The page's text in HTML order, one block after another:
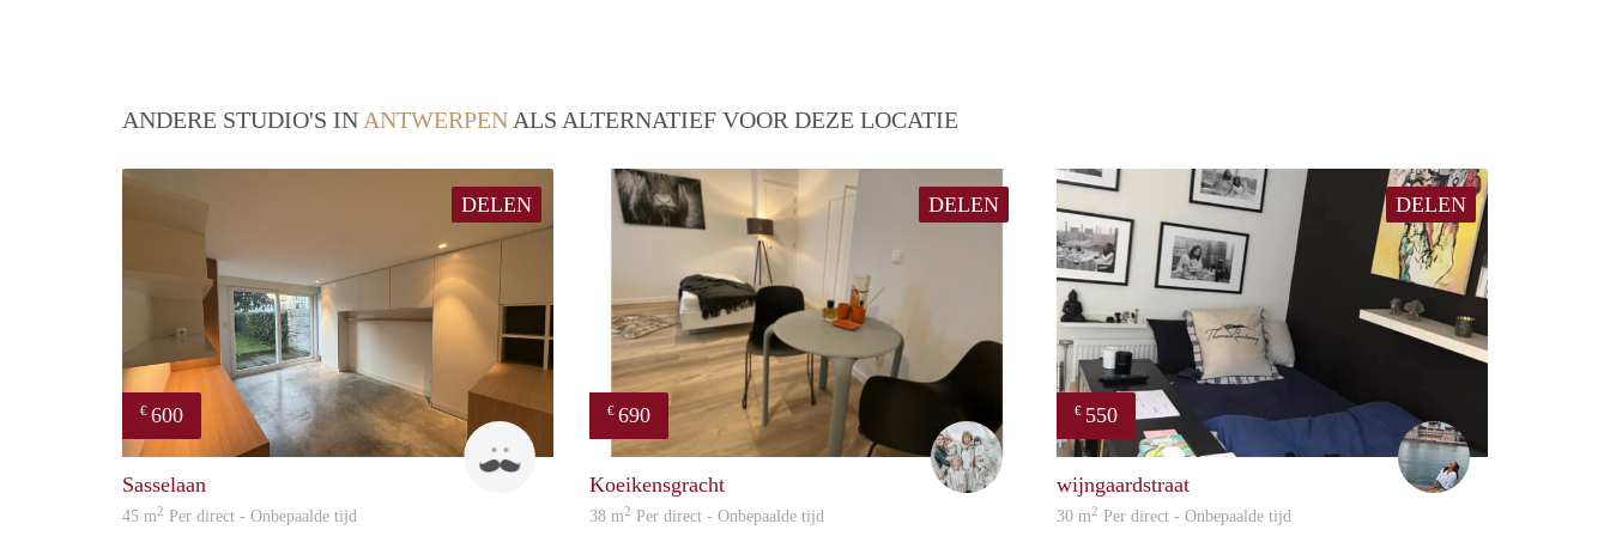
ANDERE STUDIO'S IN ANTWERPEN ALS ALTERNATIEF VOOR DEZE LOCATIE
DELEN
€ 600
Sasselaan
45 m2 Per direct - Onbepaalde tijd
DELEN
€ 690
Koeikensgracht
38 m2 Per direct - Onbepaalde tijd
DELEN
€ 550
wijngaardstraat
30 m2 Per direct - Onbepaalde tijd